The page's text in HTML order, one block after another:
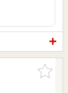
お気に入
りに追加